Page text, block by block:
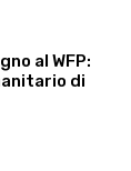
al WFP:
di